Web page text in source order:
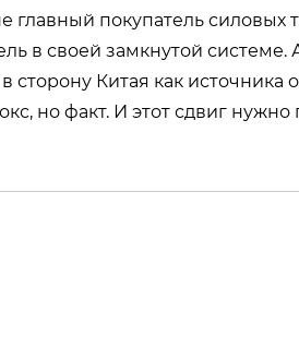
главный покупатель силовых
в своей замкнутой системе.
сторону Китая как источника
но факт. И этот сдвиг нужно